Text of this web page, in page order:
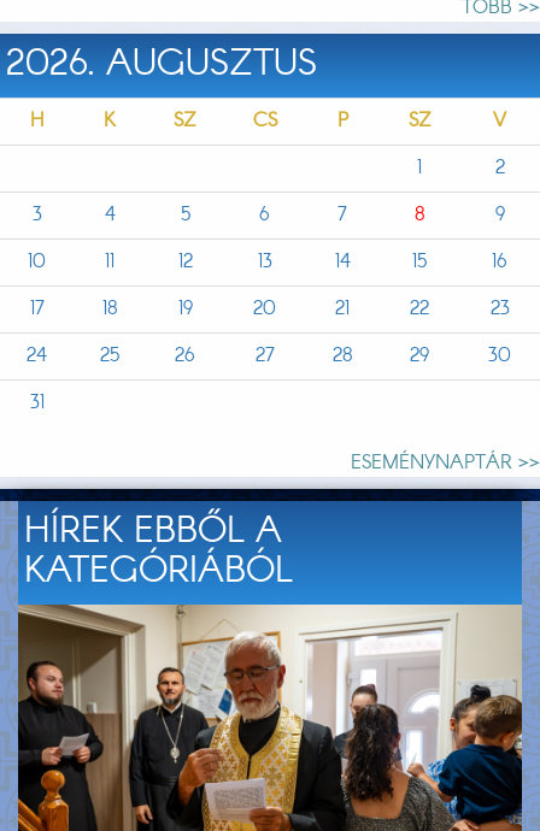
TÖBB >>
2026. AUGUSZTUS
H K SZ CS P SZ
V
1
2
3
4 5 6 7 8
9
10
11 12 13 14 15
16
17
18 19 20 21 22
23
24
25 26 27 28 29
30
31
ESEMÉNYNAPTÁR >>
HÍREK EBBŐL A
KATEGÓRIÁBÓL